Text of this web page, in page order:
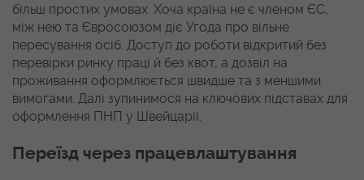
більш простих умовах. Хоча країна не є членом ЄС,
між нею та Євросоюзом діє Угода про вільне
пересування осіб. Доступ до роботи відкритий без
перевірки ринку праці й без квот, а дозвіл на
проживання оформлюється швидше та з меншими
вимогами. Далі зупинимося на ключових підставах для
оформлення ПНП у Швейцарії.
Переїзд через працевлаштування